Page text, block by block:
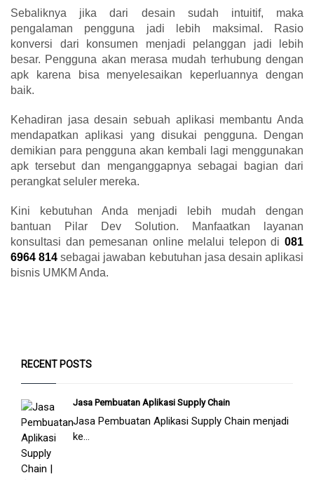
Sebaliknya jika dari desain sudah intuitif, maka
pengalaman pengguna jadi lebih maksimal. Rasio
konversi dari konsumen menjadi pelanggan jadi lebih
besar. Pengguna akan merasa mudah terhubung dengan
apk karena bisa menyelesaikan keperluannya dengan
baik.
Kehadiran jasa desain sebuah aplikasi membantu Anda
mendapatkan aplikasi yang disukai pengguna. Dengan
demikian para pengguna akan kembali lagi menggunakan
apk tersebut dan menganggapnya sebagai bagian dari
perangkat seluler mereka.
Kini kebutuhan Anda menjadi lebih mudah dengan
bantuan Pilar Dev Solution. Manfaatkan layanan
konsultasi dan pemesanan online melalui telepon di 081
6964 814 sebagai jawaban kebutuhan jasa desain aplikasi
bisnis UMKM Anda.
RECENT POSTS
Jasa Pembuatan Aplikasi Supply Chain
Jasa Pembuatan Aplikasi Supply Chain menjadi
ke...